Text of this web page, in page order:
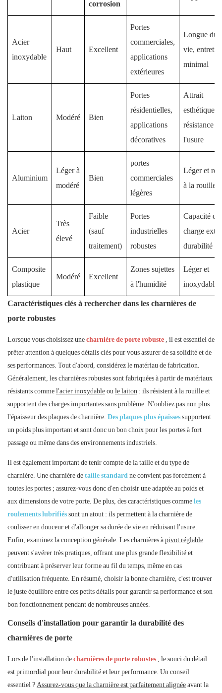
corrosion
Acier
inoxydable
Haut Excellent
Portes
commerciales,
applications
extérieures
Longue
vie,
minimal
Laiton Modéré Bien
Portes
résidentielles,
applications
décoratives
Attrait
esthétique,
résistance à
l'usure
Aluminium
Léger à
modéré
Bien
portes
commerciales
légères
Léger et
à la rouille
Acier
Très
élevé
Faible
(sauf
traitement)
Portes
industrielles
robustes
Capacité de
charge
durabilité
Composite
plastique
Modéré Excellent
Zones sujettes
à l'humidité
Léger et
inoxydable
Caractéristiques clés à rechercher dans les charnières de
porte robustes
Lorsque vous choisissez unecharnière de porte robuste , il est essentiel de
prêter attention à quelques détails clés pour vous assurer de sa solidité et de
ses performances. Tout d'abord, considérez le matériau de fabrication.
Généralement, les charnières robustes sont fabriquées à partir de matériaux
résistants commel'acier inoxydableoule laiton : ils résistent à la rouille et
supportent des charges importantes sans problème. N'oubliez pas non plus
l'épaisseur des plaques de charnière. Des plaques plus épaissessupportent
un poids plus important et sont donc un bon choix pour les portes à fort
passage ou même dans des environnements industriels.
Il est également important de tenir compte de la taille et du type de
charnière. Une charnière detaille standardne convient pas forcément à
toutes les portes ; assurez-vous donc d'en choisir une adaptée au poids et
aux dimensions de votre porte. De plus, des caractéristiques commeles
roulements lubrifiéssont un atout : ils permettent à la charnière de
coulisser en douceur et d'allonger sa durée de vie en réduisant l'usure.
Enfin, examinez la conception générale. Les charnières àpivot réglable
peuvent s'avérer très pratiques, offrant une plus grande flexibilité et
contribuant à préserver leur forme au fil du temps, même en cas
d'utilisation fréquente. En résumé, choisir la bonne charnière, c'est trouver
le juste équilibre entre ces petits détails pour garantir sa performance et son
bon fonctionnement pendant de nombreuses années.
Conseils d'installation pour garantir la durabilité des
charnières de porte
Lors de l'installation decharnières de porte robustes , le souci du détail
est primordial pour leur durabilité et leur performance. Un conseil
essentiel ?Assurez-vous que la charnière est parfaitement alignéeavant la